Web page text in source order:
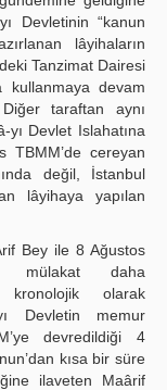
Devletinin “kanun
lâyihaların
Tanzimat Dairesi
kullanmaya devam
taraftan aynı
Devlet Islahatına
TBMM’de cereyan
değil, İstanbul
lâyihaya yapılan
Bey ile 8 Ağustos
mülakat daha
olarak
Devletin memur
devredildiği 4
kısa bir süre
ilaveten Maârif